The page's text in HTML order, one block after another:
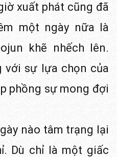
xuất phát cũng đã
một ngày nữa là
khẽ nhếch lên.
với sự lựa chọn của
phồng sự mong đợi
nào tâm trạng lại
Dù chỉ là một giấc